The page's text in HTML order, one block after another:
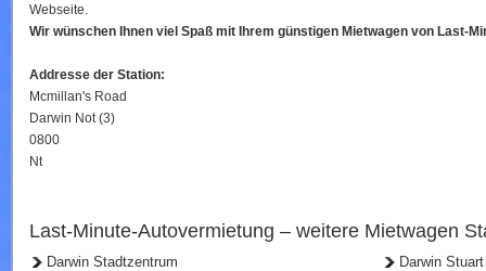
Webseite.
Wir wünschen Ihnen viel Spaß mit Ihrem günstigen Mietwagen von Last-
Addresse der Station:
Mcmillan's Road
Darwin Not (3)
0800
Nt
Last-Minute-Autovermietung – weitere Mietwagen
Darwin Stadtzentrum Darwin